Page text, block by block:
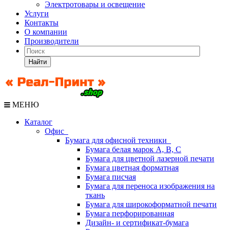
Электротовары и освещение
Услуги
Контакты
О компании
Производители
Найти
МЕНЮ
Каталог
Офис
Бумага для офисной техники
Бумага белая марок А, В, С
Бумага для цветной лазерной печати
Бумага цветная форматная
Бумага писчая
Бумага для переноса изображения на
ткань
Бумага для широкоформатной печати
Бумага перфорированная
Дизайн- и сертификат-бумага